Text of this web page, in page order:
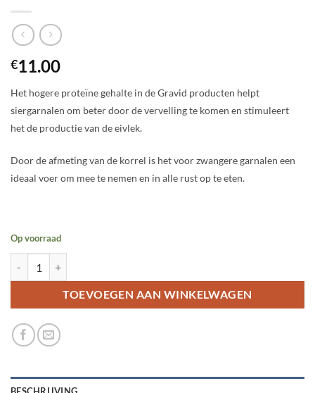
€11.00
Het hogere proteïne gehalte in de Gravid producten helpt
siergarnalen om beter door de vervelling te komen en stimuleert
het de productie van de eivlek.
Door de afmeting van de korrel is het voor zwangere garnalen een
ideaal voer om mee te nemen en in alle rust op te eten.
Op voorraad
TOEVOEGEN AAN WINKELWAGEN